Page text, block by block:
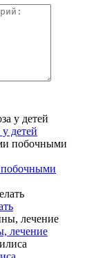
детей
лечение